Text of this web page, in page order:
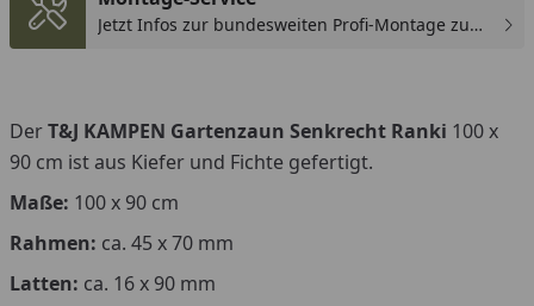
Jetzt Infos zur bundesweiten Profi-Montage zum
DerT&J KAMPEN Gartenzaun Senkrecht Ranki 100 x
90 cm ist aus Kiefer und Fichte gefertigt.
Maße: 100 x 90 cm
Rahmen: ca. 45 x 70 mm
Latten: ca. 16 x 90 mm